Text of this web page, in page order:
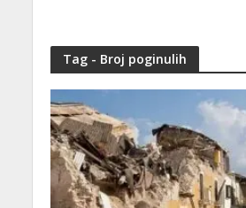
Tag - Broj poginulih